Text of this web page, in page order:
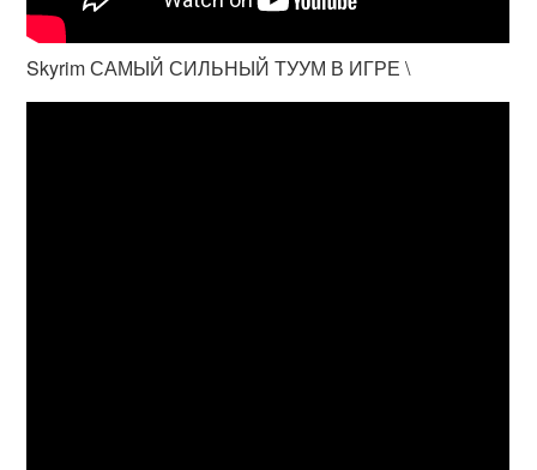
Skyrim САМЫЙ СИЛЬНЫЙ ТУУМ В ИГРЕ \